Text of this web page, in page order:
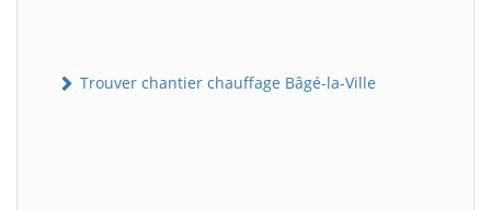
Trouver chantier chauffage Bâgé-la-Ville